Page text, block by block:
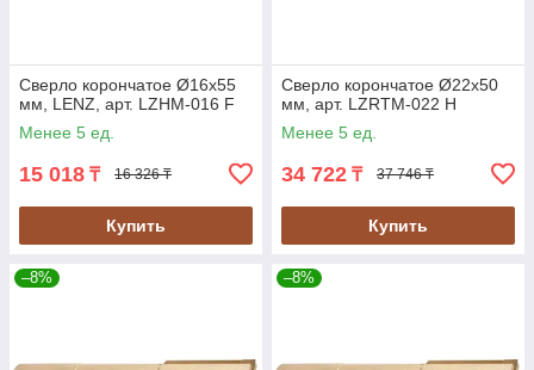
Сверло корончатое Ø16х55
мм, LENZ, арт. LZHM-016 F
Менее 5 ед.
15 018 ₸ 16 326 ₸
Купить
Сверло корончатое Ø22х50
мм, арт. LZRTM-022 H
Менее 5 ед.
34 722 ₸ 37 746 ₸
Купить
–8% –8%